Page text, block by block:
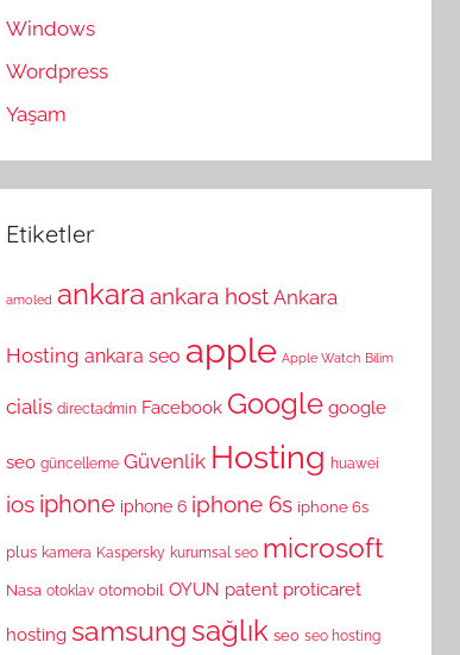
Windows
Wordpress
Yaşam
Etiketler
amoled ankara ankara host Ankara
Hosting ankara seo apple Apple Watch Bilim
cialis directadmin Facebook Google google
seo güncelleme Güvenlik Hosting huawei
ios iphone iphone 6 iphone 6s iphone 6s
plus kamera Kaspersky kurumsal seo microsoft
Nasa otoklav otomobil OYUN patent proticaret
hosting samsung sağlık seo seo hosting